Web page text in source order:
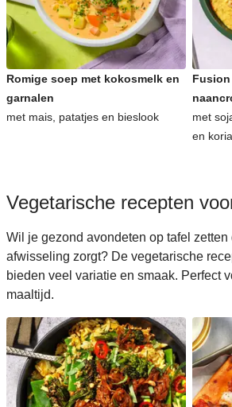
Romige soep met kokosmelk en
garnalen
met mais, patatjes en bieslook
met
en
Vegetarische recepten
Wil je gezond avondeten op tafel zetten
afwisseling zorgt? De vegetarische
bieden veel variatie en smaak. Perfect
maaltijd.